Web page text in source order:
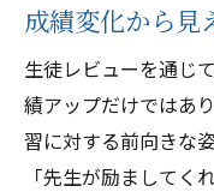
成績変化から見
生徒レビューを通じ
績アップだけではあ
習に対する前向きな
「先生が励ましてく